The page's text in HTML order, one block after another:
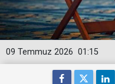
01:15
09 Temmuz 2026